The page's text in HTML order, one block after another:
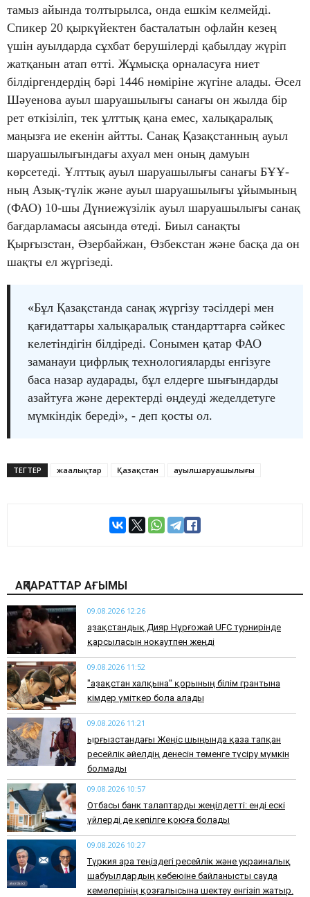
тамыз айында толтырылса, онда ешкім келмейді.
Спикер 20 қыркүйектен басталатын офлайн кезең
үшін ауылдарда сұхбат берушілерді қабылдау жүріп
жатқанын атап өтті. Жұмысқа орналасуға ниет
білдіргендердің бәрі 1446 нөміріне жүгіне алады. Әсел
Шәуенова ауыл шаруашылығы санағы он жылда бір
рет өткізіліп, тек ұлттық қана емес, халықаралық
маңызға ие екенін айтты. Санақ Қазақстанның ауыл
шаруашылығындағы ахуал мен оның дамуын
көрсетеді. Ұлттық ауыл шаруашылығы санағы БҰҰ-
ның Азық-түлік және ауыл шаруашылығы ұйымының
(ФАО) 10-шы Дүниежүзілік ауыл шаруашылығы санақ
бағдарламасы аясында өтеді. Биыл санақты
Қырғызстан, Әзербайжан, Өзбекстан және басқа да он
шақты ел жүргізеді.
«Бұл Қазақстанда санақ жүргізу тәсілдері мен
қағидаттары халықаралық стандарттарға сәйкес
келетіндігін білдіреді. Сонымен қатар ФАО
заманауи цифрлық технологияларды енгізуге
баса назар аударады, бұл елдерге шығындарды
азайтуға және деректерді өңдеуді жеделдетуге
мүмкіндік береді», - деп қосты ол.
ТЕГТЕР жаңалықтар Қазақстан ауылшаруашылығы
АҚПАРАТТАР АҒЫМЫ
09.08.2026 12:26
Қазақстандық Дияр Нұрғожай UFC турнирінде
қарсыласын нокаутпен жеңді
09.08.2026 11:52
"Қазақстан халқына" қорының білім грантына
кімдер үміткер бола алады
09.08.2026 11:21
Қырғызстандағы Жеңіс шыңында қаза тапқан
ресейлік әйелдің денесін төменге түсіру мүмкін
болмады
09.08.2026 10:57
Отбасы банк талаптарды жеңілдетті: енді ескі
үйлерді де кепілге қоюға болады
09.08.2026 10:27
Түркия Қара теңіздегі ресейлік және украиналық
шабуылдардың көбеюіне байланысты сауда
кемелерінің қозғалысына шектеу енгізіп жатыр.